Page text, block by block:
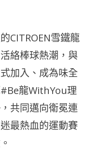
CITROEN雪鐵龍
絡棒球熱潮，與
加入、成為味全
龍WithYou理
共同邁向衛冕連
最熱血的運動賽